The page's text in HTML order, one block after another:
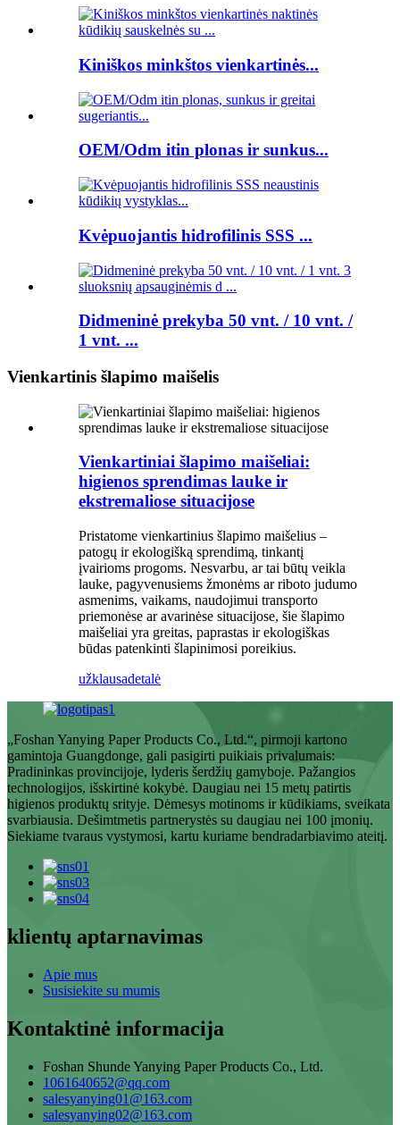
Kiniškos minkštos vienkartinės...
OEM/Odm itin plonas ir sunkus...
Kvėpuojantis hidrofilinis SSS ...
Didmeninė prekyba 50 vnt. / 10 vnt. /
1 ​​vnt. ...
Vienkartinis šlapimo maišelis
Vienkartiniai šlapimo maišeliai:
higienos sprendimas lauke ir
ekstremaliose situacijose
Pristatome vienkartinius šlapimo maišelius –
patogų ir ekologišką sprendimą, tinkantį
įvairioms progoms. Nesvarbu, ar tai būtų veikla
lauke, pagyvenusiems žmonėms ar riboto judumo
asmenims, vaikams, naudojimui transporto
priemonėse ar avarinėse situacijose, šie šlapimo
maišeliai yra greitas, paprastas ir ekologiškas
būdas patenkinti šlapinimosi poreikius.
užklausadetalė
„Foshan Yanying Paper Products Co., Ltd.“, pirmoji kartono
gamintoja Guangdonge, gali pasigirti puikiais privalumais:
Pradininkas provincijoje, lyderis šerdžių gamyboje. Pažangios
technologijos, išskirtinė kokybė. Daugiau nei 15 metų patirtis
higienos produktų srityje. Dėmesys motinoms ir kūdikiams, sveikata
svarbiausia. Dešimtmetis partnerystės su daugiau nei 100 įmonių.
Siekiame tvaraus vystymosi, kartu kuriame bendradarbiavimo ateitį.
klientų aptarnavimas
Apie mus
Susisiekite su mumis
Kontaktinė informacija
Foshan Shunde Yanying Paper Products Co., Ltd.
1061640652@qq.com
salesyanying01@163.com
salesyanying02@163.com